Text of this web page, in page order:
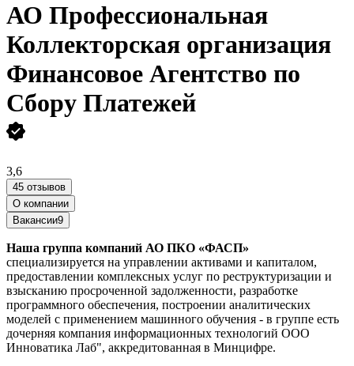
АО Профессиональная
Коллекторская организация
Финансовое Агентство по
Сбору Платежей
3,6
45 отзывов
О компании
Вакансии9
Наша группа компаний АО ПКО «ФАСП»
специализируется на управлении активами и капиталом,
предоставлении комплексных услуг по реструктуризации и
взысканию просроченной задолженности, разработке
программного обеспечения, построении аналитических
моделей с применением машинного обучения - в группе есть
дочерняя компания информационных технологий ООО
Инноватика Лаб", аккредитованная в Минцифре.